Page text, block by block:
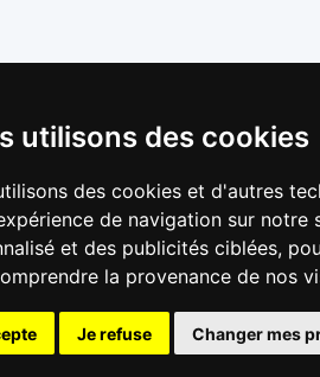
utilisons des cookies
des cookies et d'autres
de navigation sur notre
et des publicités ciblées,
la provenance de nos
Je refuse Changer mes
Écaillers de France
75017 PARIS